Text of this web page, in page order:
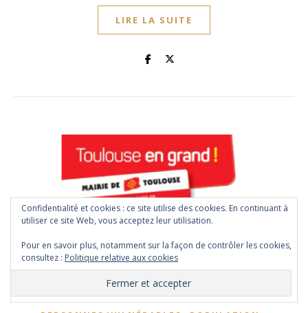
LIRE LA SUITE
ACTION,ACTIONS DE QUARTIERS,
ANALYSE DES PRATIQUES,
CONFÉRENCES/DÉBATS,ENFANTS
EXPOSITIONS/ATELIERS,FEMMES,INFORMATIONS,
Confidentialité et cookies : ce site utilise des cookies. En continuant à
utiliser ce site Web, vous acceptez leur utilisation.
Pour en savoir plus, notamment sur la façon de contrôler les cookies,
consultez : Politique relative aux cookies